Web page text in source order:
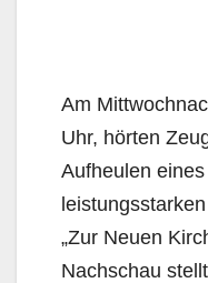
Am
Uhr, hörten
Aufheulen
„Zur Neuen
Nachschau